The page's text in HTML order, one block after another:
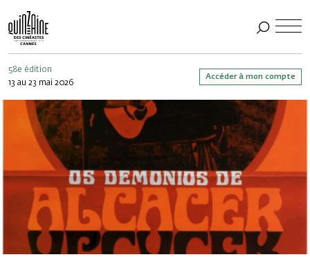
58e édition
13 au 23 mai 2026
Accéder à mon compte